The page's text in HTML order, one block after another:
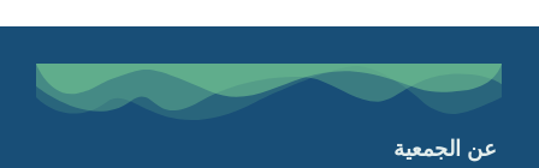
عن الجمعية